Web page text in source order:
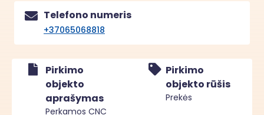
Telefono numeris
+37065068818
Pirkimo
objekto
aprašymas
Perkamos CNC
Pirkimo
objekto rūšis
Prekės